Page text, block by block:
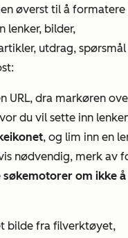
øverst til å
lenker, bilder,
utdrag,
URL, dra markøren
du vil sette inn
, og lim inn en
nødvendig, merk av
søkemotorer om ikke
bilde fra filverktøyet,